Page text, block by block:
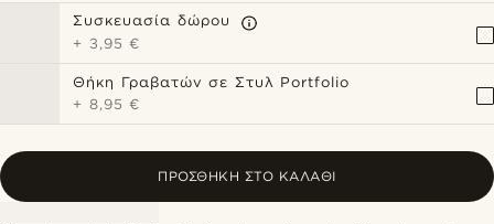
Συσκευασία δώρου
+ 3,95 €
Θήκη Γραβατών σε Στυλ Portfolio
+ 8,95 €
ΠΡΟΣΘΉΚΗ ΣΤΟ ΚΑΛΆΘΙ